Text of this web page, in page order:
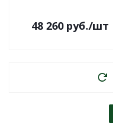
48 260 руб./шт